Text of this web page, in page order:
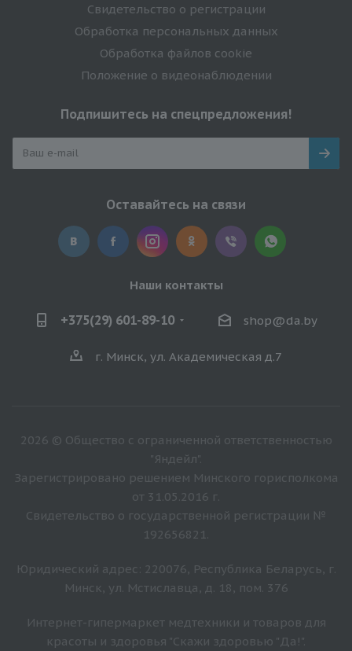
Свидетельство о регистрации
Обработка персональных данных
Обработка файлов cookie
Положение о видеонаблюдении
Подпишитесь на спецпредложения!
Оставайтесь на связи
Наши контакты
+375(29) 601-89-10 shop@da.by
г. Минск, ул. Академическая д.7
2026 © Общество с ограниченной ответственностью
"Яндейл".
Зарегистрировано решением Минского горисполкома
от 31.05.2016 г.
Свидетельство о государственной регистрации №
192656821.
Юридический адрес: 220076, Республика Беларусь, г.
Минск, ул. Мстиславца, д. 18, пом. 376
Интернет-гипермаркет медтехники и товаров для
красоты и здоровья "Скажи здоровью "Да!".